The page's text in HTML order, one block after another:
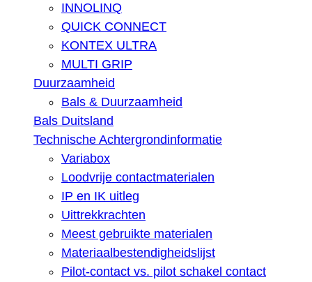
INNOLINQ
QUICK CONNECT
KONTEX ULTRA
MULTI GRIP
Duurzaamheid
Bals & Duurzaamheid
Bals Duitsland
Technische Achtergrondinformatie
Variabox
Loodvrije contactmaterialen
IP en IK uitleg
Uittrekkrachten
Meest gebruikte materialen
Materiaalbestendigheidslijst
Pilot-contact vs. pilot schakel contact